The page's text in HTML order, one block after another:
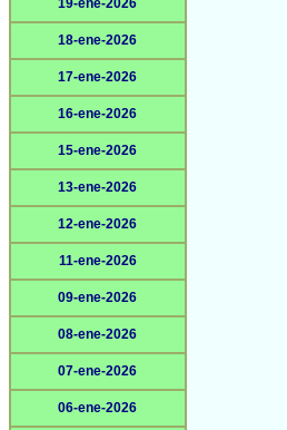
19-ene-2026
18-ene-2026
17-ene-2026
16-ene-2026
15-ene-2026
13-ene-2026
12-ene-2026
11-ene-2026
09-ene-2026
08-ene-2026
07-ene-2026
06-ene-2026